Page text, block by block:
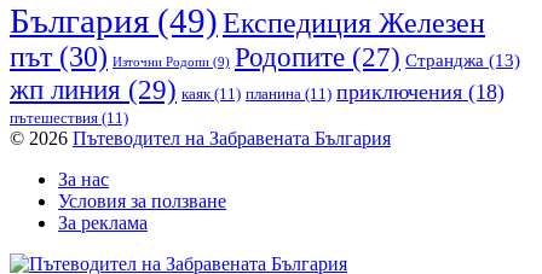
България (49)Експедиция Железен
път(30) Източни Родопи (9) Родопите (27) Странджа (13)
жп линия (29) каяк(11) планина (11) приключения (18)
пътешествия (11)
© 2026 Пътеводител на Забравената България
За нас
Условия за ползване
За реклама